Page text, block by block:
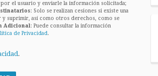
por el usuario y enviarle la información solicitada;
: Solo se realizan cesiones si existe una
y suprimir, así como otros derechos, como se
Adicional : Puede consultar la información
de Privacidad .
.